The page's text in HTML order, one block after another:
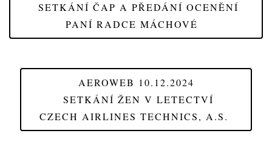
SETKÁNÍ ČAP A PŘEDÁNÍ OCENĚNÍ
PANÍ RADCE MÁCHOVÉ
AEROWEB 10.12.2024
SETKÁNÍ ŽEN V LETECTVÍ
CZECH AIRLINES TECHNICS, A.S.